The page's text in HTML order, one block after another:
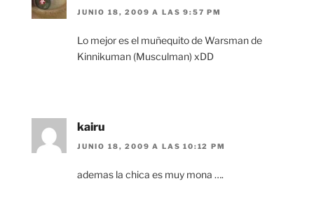
JUNIO 18, 2009 A LAS 9:57 PM
Lo mejor es el muñequito de Warsman de
Kinnikuman (Musculman) xDD
kairu
JUNIO 18, 2009 A LAS 10:12 PM
ademas la chica es muy mona ….